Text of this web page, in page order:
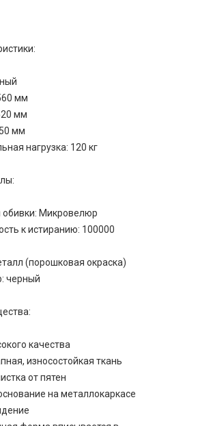
мм
мм
мм
нагрузка: 120 кг
обивки: Микровелюр
к истиранию: 100000
(порошковая окраска)
черный
качества
износостойкая ткань
от пятен
на металлокаркасе